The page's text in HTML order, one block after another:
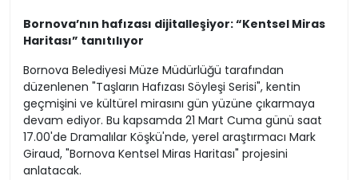
Bornova’nın hafızası dijitalleşiyor: “Kentsel Miras
Haritası” tanıtılıyor
Bornova Belediyesi Müze Müdürlüğü tarafından
düzenlenen "Taşların Hafızası Söyleşi Serisi", kentin
geçmişini ve kültürel mirasını gün yüzüne çıkarmaya
devam ediyor. Bu kapsamda 21 Mart Cuma günü saat
17.00'de Dramalılar Köşkü'nde, yerel araştırmacı Mark
Giraud, "Bornova Kentsel Miras Haritası" projesini
anlatacak.